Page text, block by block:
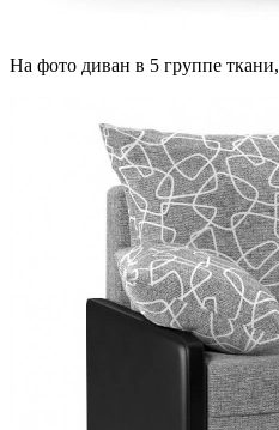
На фото диван в 5 группе ткани,